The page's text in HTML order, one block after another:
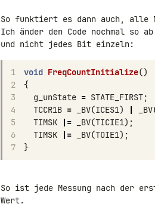
So funktiert es dann auch, alle
Ich änder den Code nochmal so
1 void FreqCountInitialize()
2
{
3
g_unState = STATE_FIRST;
4
TCCR1B = _BV(ICES1) | _BV
5
TIMSK |= _BV(TICIE1);
6
TIMSK |= _BV(TOIE1);
7
}
So ist jede Messung nach der
Wert.